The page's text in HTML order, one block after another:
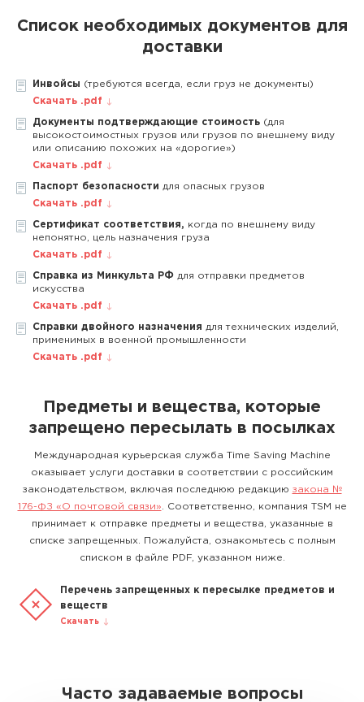
Список необходимых документов для
доставки
Инвойсы (требуются всегда, если груз не документы)
Скачать .pdf
Документы подтверждающие стоимость (для
высокостоимостных грузов или грузов по внешнему виду
или описанию похожих на «дорогие»)
Скачать .pdf
Паспорт безопасности для опасных грузов
Скачать .pdf
Сертификат соответствия, когда по внешнему виду
непонятно, цель назначения груза
Скачать .pdf
Справка из Минкульта РФ для отправки предметов
искусства
Скачать .pdf
Справки двойного назначения для технических изделий,
применимых в военной промышленности
Скачать .pdf
Предметы и вещества, которые
запрещено пересылать в посылках
Международная курьерская служба Time Saving Machine
оказывает услуги доставки в соответствии с российским
законодательством, включая последнюю редакцию закона №
176-ФЗ «О почтовой связи» . Соответственно, компания TSM не
принимает к отправке предметы и вещества, указанные в
списке запрещенных. Пожалуйста, ознакомьтесь с полным
списком в файле PDF, указанном ниже.
Перечень запрещенных к пересылке предметов и
веществ
Скачать
Часто задаваемые вопросы